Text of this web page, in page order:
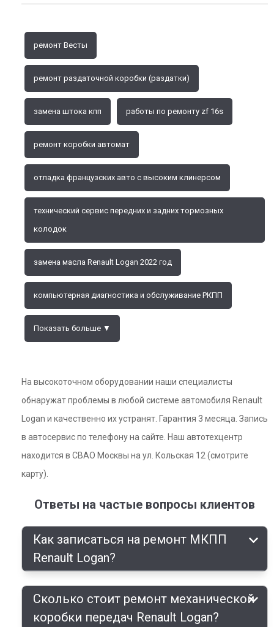
ремонт Весты
ремонт раздаточной коробки (раздатки)
замена штока кпп работы по ремонту zf 16s
ремонт коробки автомат
отладка французских авто с высоким клинерсом
технический сервис передних и задних тормозных
колодок
замена масла Renault Logan 2022 год
компьютерная диагностика и обслуживание РКПП
Показать больше ▼
На высокоточном оборудовании наши специалисты
обнаружат проблемы в любой системе автомобиля Renault
Logan и качественно их устранят. Гарантия 3 месяца. Запись
в автосервис по телефону на сайте. Наш автотехцентр
находится в СВАО Москвы на ул. Кольская 12 (смотрите
карту).
Ответы на частые вопросы клиентов
Как записаться на ремонт МКПП
Renault Logan?
Сколько стоит ремонт механической
коробки передач Renault Logan?